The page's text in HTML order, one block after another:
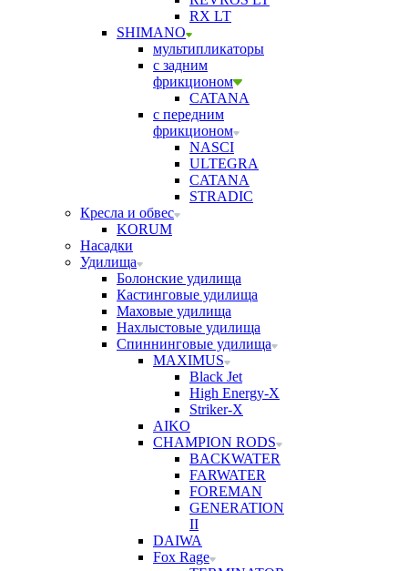
RX LT
SHIMANO
мультипликаторы
с задним
фрикционом
CATANA
с передним
фрикционом
NASCI
ULTEGRA
CATANA
STRADIC
Кресла и обвес
KORUM
Насадки
Удилища
Болонские удилища
Кастинговые удилища
Маховые удилища
Нахлыстовые удилища
Спиннинговые удилища
MAXIMUS
Black Jet
High Energy-X
Striker-X
AIKO
CHAMPION RODS
BACKWATER
FARWATER
FOREMAN
GENERATION
II
DAIWA
Fox Rage